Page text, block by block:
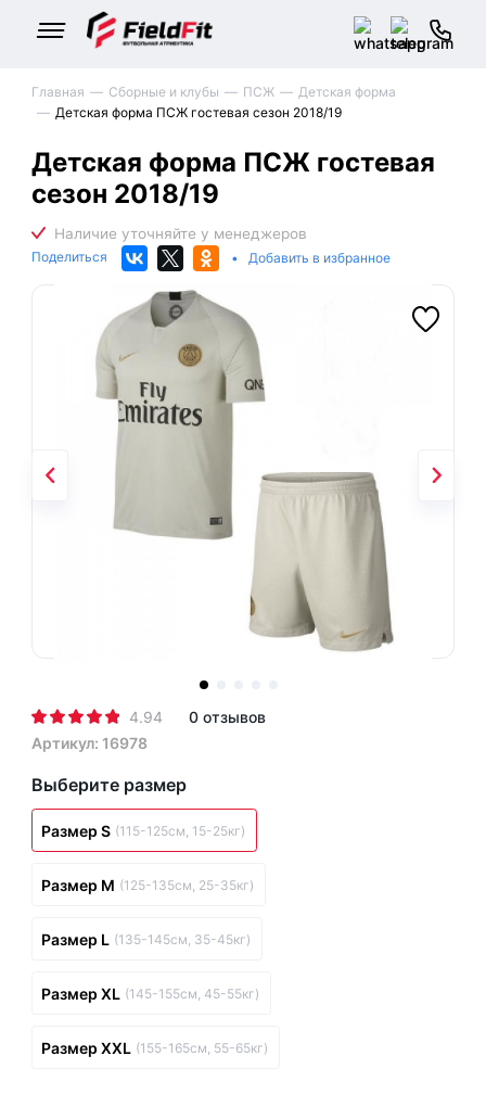
Главная Сборные и клубы ПСЖ
Детская форма
Детская форма ПСЖ гостевая сезон 2018/19
Детская форма ПСЖ гостевая
сезон 2018/19
Поделиться • Добавить в избранное
4.94
0 отзывов
Артикул: 16978
Выберите размер
Размер S (115-125см, 15-25кг)
Размер M (125-135см, 25-35кг)
Размер L (135-145см, 35-45кг)
Размер XL (145-155см, 45-55кг)
Размер XXL (155-165см, 55-65кг)